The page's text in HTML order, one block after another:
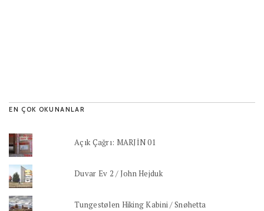
EN ÇOK OKUNANLAR
Açık Çağrı: MARJİN 01
Duvar Ev 2 / John Hejduk
Tungestølen Hiking Kabini / Snøhetta